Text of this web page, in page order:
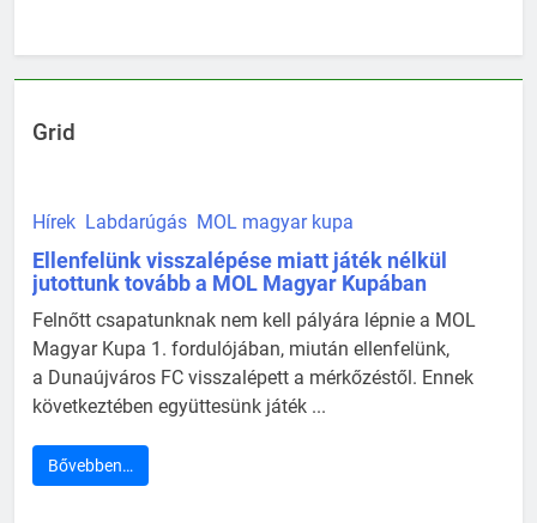
Grid
Hírek Labdarúgás MOL magyar kupa
Ellenfelünk visszalépése miatt játék nélkül
jutottunk tovább a MOL Magyar Kupában
Felnőtt csapatunknak nem kell pályára lépnie a MOL
Magyar Kupa 1. fordulójában, miután ellenfelünk,
a Dunaújváros FC visszalépett a mérkőzéstől. Ennek
következtében együttesünk játék ...
Bővebben…